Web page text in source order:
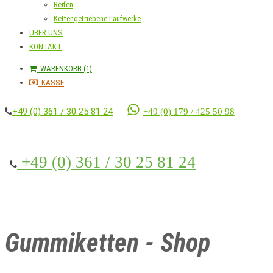
Reifen
Kettengetriebene Laufwerke
ÜBER UNS
KONTAKT
WARENKORB (1)
KASSE
+49 (0) 361 / 30 25 81 24 +49 (0) 179 / 425 50 98
+49 (0) 361 / 30 25 81 24
Gummiketten - Shop